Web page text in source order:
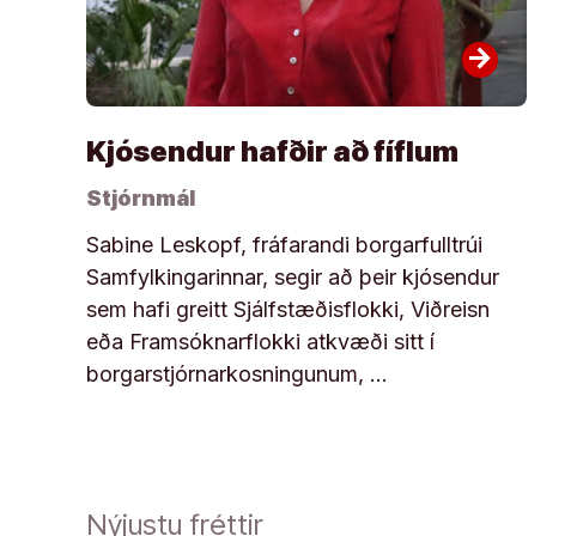
arrow_forward
Kjósendur hafðir að fíflum
Stjórnmál
Sabine Leskopf, fráfarandi borgarfulltrúi
Samfylkingarinnar, segir að þeir kjósendur
sem hafi greitt Sjálfstæðisflokki, Viðreisn
eða Framsóknarflokki atkvæði sitt í
borgarstjórnarkosningunum, …
Nýjustu fréttir